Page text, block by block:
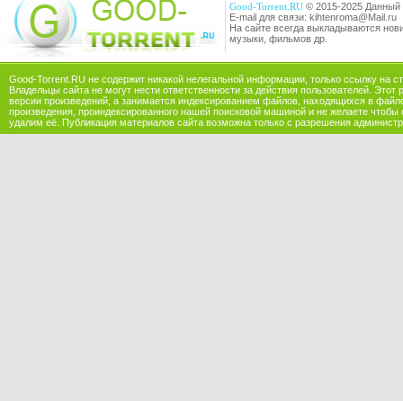
Good-Torrent.RU © 2015-2025 Данный
E-mail для связи: kihtenroma@Mail.ru
На сайте всегда выкладываются
музыки, фильмов др.
Good-Torrent.RU не содержит никакой нелегальной информации, только ссылку на
Владельцы сайта не могут нести ответственности за действия пользователей.
версии произведений, а занимается индексированием файлов, находящихся в
произведения, проиндексированного нашей поисковой машиной и не желаете
удалим её. Публикация материалов сайта возможна только с разрешения